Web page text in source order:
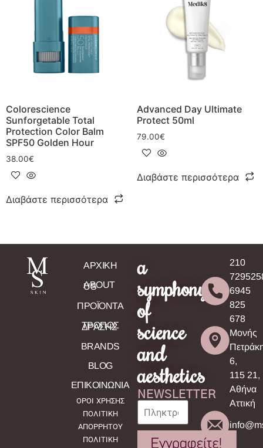
Colorescience
Sunforgetable Total
Protection Color Balm
SPF50 Golden Hour
38.00€
Διαβάστε περισσότερα
Advanced Day Ultimate
Protect 50ml
79.00€
Διαβάστε περισσότερα
ΑΡΧΙΚΗ
ABOUT
US
ΠΡΟΪΟΝΤΑ
ΤΡΟΠΟΣ
ΔΡΑΣΗΣ
BRANDS
BLOG
ΕΠΙΚΟΙΝΩΝΙΑ
ΟΡΟΙ ΧΡΗΣΗΣ
ΠΟΛΙΤΙΚΗ
ΑΠΟΡΡΗΤΟΥ
ΠΟΛΙΤΙΚΗ
a
symphony
of
science
and
aesthetics
NEWSLETTER
210
6945
825
678
Μονής
6,
115 21,
Αθήνα
Αττική